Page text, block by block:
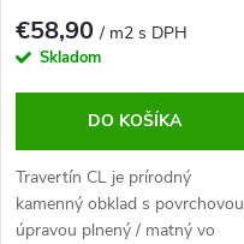
€58,90/ m2 s DPH
Skladom
DO KOŠÍKA
Travertín CL je prírodný
kamenný obklad s povrchovou
úpravou plnený / matný vo